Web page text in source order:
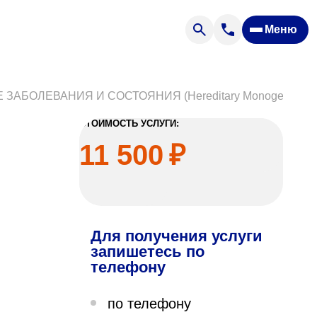
Меню
«Парус»
И СОСТОЯНИЯ (Hereditary Monogenic
СТОИМОСТЬ УСЛУГИ:
11 500 ₽
Для получения услуги
запишетесь по
телефону
по телефону